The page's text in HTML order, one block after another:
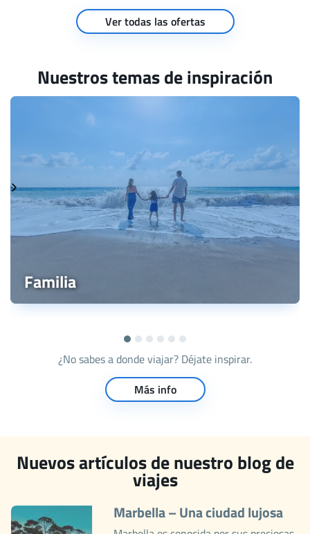
Ver todas las ofertas
Nuestros temas de inspiración
Familia
¿No sabes a donde viajar? Déjate inspirar.
Más info
Nuevos artículos de nuestro blog de
viajes
Marbella – Una ciudad lujosa